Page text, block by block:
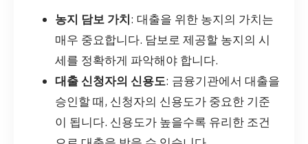
농지 담보 가치: 대출을 위한 농지의 가치는
매우 중요합니다. 담보로 제공할 농지의 시
세를 정확하게 파악해야 합니다.
대출 신청자의 신용도: 금융기관에서 대출을
승인할 때, 신청자의 신용도가 중요한 기준
이 됩니다. 신용도가 높을수록 유리한 조건